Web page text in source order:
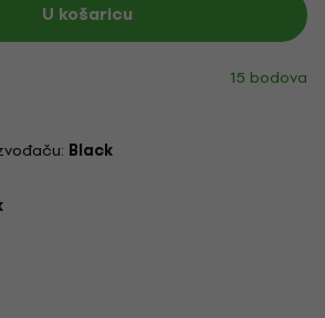
U košaricu
15 bodova
Black